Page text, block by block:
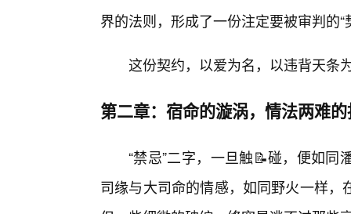
界的法则，形成了一份注定要被审判的“
这份契约，以爱为名，以违背天条
第二章：宿命的漩涡，情法两难
“禁忌”二字，一旦触📝碰，便如
司缘与大司命的情感，如同野火一样